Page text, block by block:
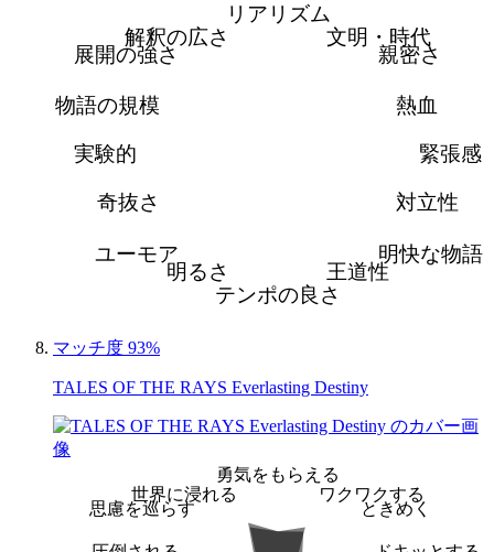
リアリズム
文明・時代
親密さ
熱血
緊張感
対立性
明快な物語
王道性
テンポの良さ
明るさ
ユーモア
奇抜さ
実験的
物語の規模
展開の強さ
解釈の広さ
マッチ度 93%
TALES OF THE RAYS Everlasting Destiny
勇気をもらえる
ワクワクする
ときめく
思慮を巡らす
世界に浸れる